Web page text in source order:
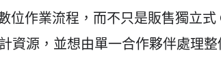
位作業流程，而不只是販售獨立式
資源，並想由單一合作夥伴處理